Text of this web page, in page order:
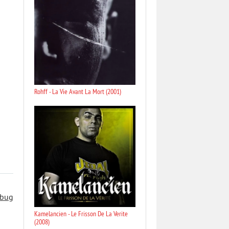
Rohff - La Vie Avant La Mort (2001)
Kamelancien - Le Frisson De La Verite
(2008)